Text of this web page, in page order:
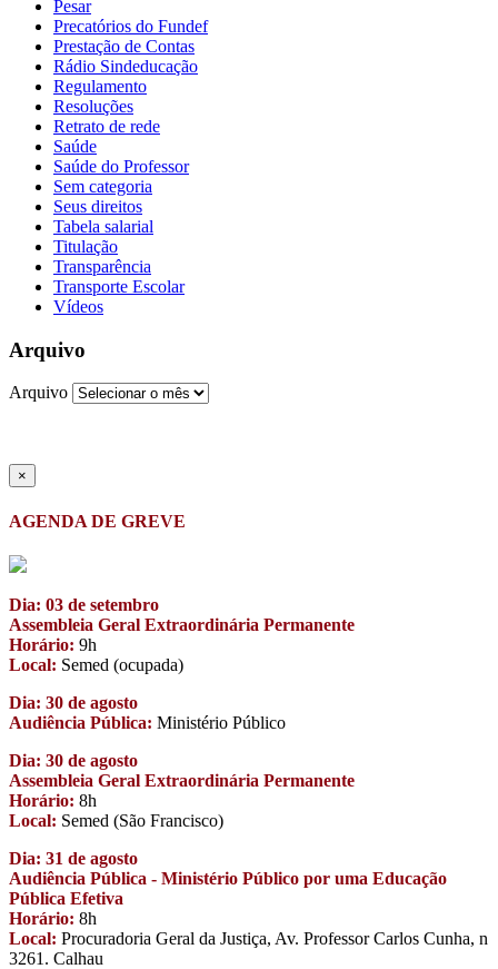
Pesar
Precatórios do Fundef
Prestação de Contas
Rádio Sindeducação
Regulamento
Resoluções
Retrato de rede
Saúde
Saúde do Professor
Sem categoria
Seus direitos
Tabela salarial
Titulação
Transparência
Transporte Escolar
Vídeos
Arquivo
Arquivo
×
AGENDA DE GREVE
Dia: 03 de setembro
Assembleia Geral Extraordinária Permanente
Horário: 9h
Local: Semed (ocupada)
Dia: 30 de agosto
Audiência Pública: Ministério Público
Dia: 30 de agosto
Assembleia Geral Extraordinária Permanente
Horário: 8h
Local: Semed (São Francisco)
Dia: 31 de agosto
Audiência Pública - Ministério Público por uma Educação
Pública Efetiva
Horário: 8h
Local: Procuradoria Geral da Justiça, Av. Professor Carlos Cunha, n
3261. Calhau